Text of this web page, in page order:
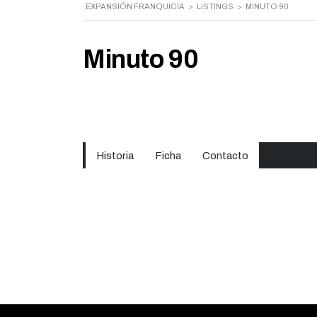
EXPANSIÓN FRANQUICIA > LISTINGS > MINUTO 90
Minuto 90
Historia Ficha Contacto